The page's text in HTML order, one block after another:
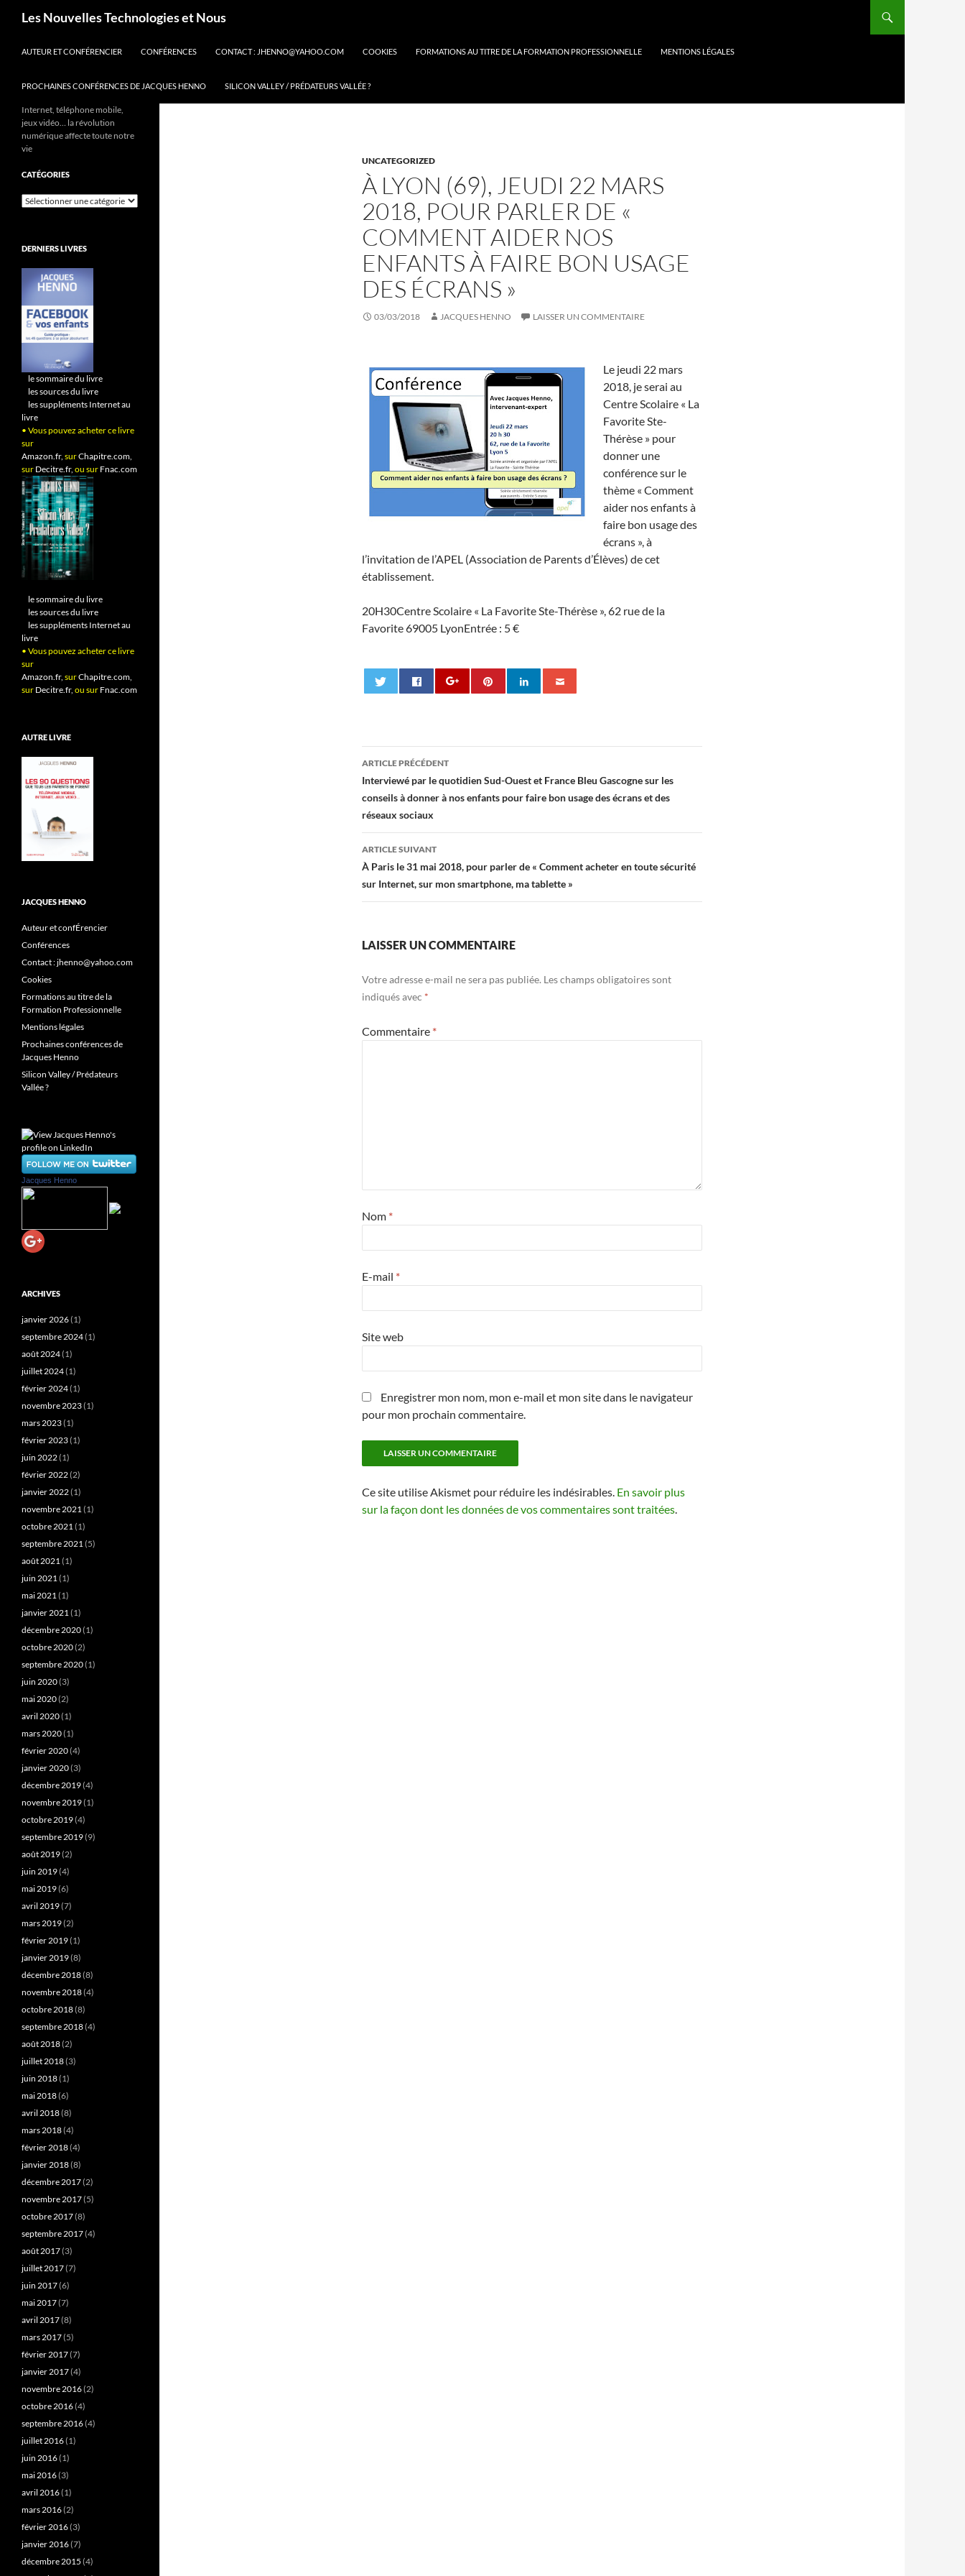
Les Nouvelles Technologies et Nous
AUTEUR ET CONFÉRENCIER CONFÉRENCES CONTACT : JHENNO@YAHOO.COM COOKIES FORMATIONS AU TITRE DE LA FORMATION PROFESSIONNELLE MENTIONS LÉGALES
PROCHAINES CONFÉRENCES DE JACQUES HENNO SILICON VALLEY / PRÉDATEURS VALLÉE ?
UNCATEGORIZED
À LYON (69), JEUDI 22 MARS
2018, POUR PARLER DE «
COMMENT AIDER NOS
ENFANTS À FAIRE BON USAGE
DES ÉCRANS »
03/03/2018 JACQUES HENNO LAISSER UN COMMENTAIRE
Le jeudi 22 mars
2018, je serai au
Centre Scolaire « La
Favorite Ste-
Thérèse » pour
donner une
conférence sur le
thème « Comment
aider nos enfants à
faire bon usage des
écrans », à
l’invitation de l’APEL (Association de Parents d’Élèves) de cet
établissement.
20H30Centre Scolaire « La Favorite Ste-Thérèse », 62 rue de la
Favorite 69005 LyonEntrée : 5 €
Navigation
des
articles
ARTICLE PRÉCÉDENT
Interviewé par le quotidien Sud-Ouest et France Bleu Gascogne sur les
conseils à donner à nos enfants pour faire bon usage des écrans et des
réseaux sociaux
ARTICLE SUIVANT
À Paris le 31 mai 2018, pour parler de « Comment acheter en toute sécurité
sur Internet, sur mon smartphone, ma tablette »
LAISSER UN COMMENTAIRE
Votre adresse e-mail ne sera pas publiée. Les champs obligatoires sont
indiqués avec *
Commentaire *
Nom *
E-mail *
Site web
Enregistrer mon nom, mon e-mail et mon site dans le navigateur
pour mon prochain commentaire.
Ce site utilise Akismet pour réduire les indésirables. En savoir plus
sur la façon dont les données de vos commentaires sont traitées.
Internet, téléphone mobile,
jeux vidéo… la révolution
numérique affecte toute notre
vie
CATÉGORIES
Catégories
DERNIERS LIVRES
le sommaire du livre
les sources du livre
les suppléments Internet au
livre
• Vous pouvez acheter ce livre
sur
Amazon.fr, surChapitre.com,
sur Decitre.fr, ou sur Fnac.com
le sommaire du livre
les sources du livre
les suppléments Internet au
livre
• Vous pouvez acheter ce livre
sur
Amazon.fr, surChapitre.com,
sur Decitre.fr, ou sur Fnac.com
AUTRE LIVRE
JACQUES HENNO
Auteur et confÉrencier
Conférences
Contact : jhenno@yahoo.com
Cookies
Formations au titre de la
Formation Professionnelle
Mentions légales
Prochaines conférences de
Jacques Henno
Silicon Valley / Prédateurs
Vallée ?
Jacques Henno
ARCHIVES
janvier 2026(1)
septembre 2024(1)
août 2024(1)
juillet 2024(1)
février 2024(1)
novembre 2023(1)
mars 2023(1)
février 2023(1)
juin 2022(1)
février 2022(2)
janvier 2022(1)
novembre 2021(1)
octobre 2021(1)
septembre 2021(5)
août 2021(1)
juin 2021(1)
mai 2021(1)
janvier 2021(1)
décembre 2020(1)
octobre 2020(2)
septembre 2020(1)
juin 2020(3)
mai 2020(2)
avril 2020(1)
mars 2020(1)
février 2020(4)
janvier 2020(3)
décembre 2019(4)
novembre 2019(1)
octobre 2019(4)
septembre 2019(9)
août 2019(2)
juin 2019(4)
mai 2019(6)
avril 2019(7)
mars 2019(2)
février 2019(1)
janvier 2019(8)
décembre 2018(8)
novembre 2018(4)
octobre 2018(8)
septembre 2018(4)
août 2018(2)
juillet 2018(3)
juin 2018(1)
mai 2018(6)
avril 2018(8)
mars 2018(4)
février 2018(4)
janvier 2018(8)
décembre 2017(2)
novembre 2017(5)
octobre 2017(8)
septembre 2017(4)
août 2017(3)
juillet 2017(7)
juin 2017(6)
mai 2017(7)
avril 2017(8)
mars 2017(5)
février 2017(7)
janvier 2017(4)
novembre 2016(2)
octobre 2016(4)
septembre 2016(4)
juillet 2016(1)
juin 2016(1)
mai 2016(3)
avril 2016(1)
mars 2016(2)
février 2016(3)
janvier 2016(7)
décembre 2015 (4)